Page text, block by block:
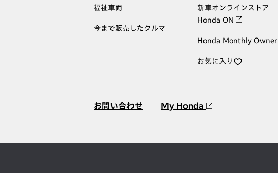
福祉車両
今まで販売したクルマ
新車オンラインストア
Honda ON
Honda Monthly Owner
お気に入り
お問い合わせ My Honda